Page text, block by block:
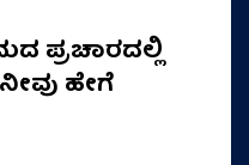
ಪ್ರಚಾರದಲ್ಲಿ
ಹೇಗೆ